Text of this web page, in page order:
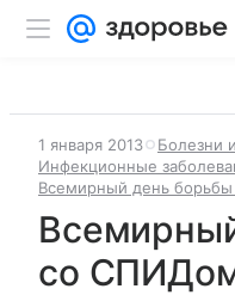
1 января 2013
Болезни
Инфекционные
Всемирный день
со